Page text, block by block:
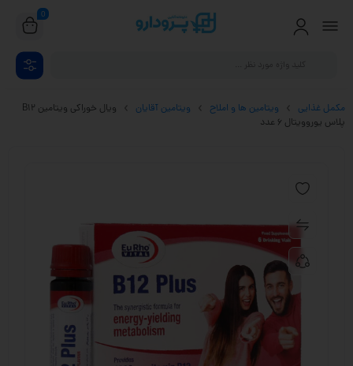
0
مکمل غذایی ویتامین ها و املاح ویتامین آقایان
ویال خوراکی ویتامین B12
پلاس یوروویتال 6 عدد